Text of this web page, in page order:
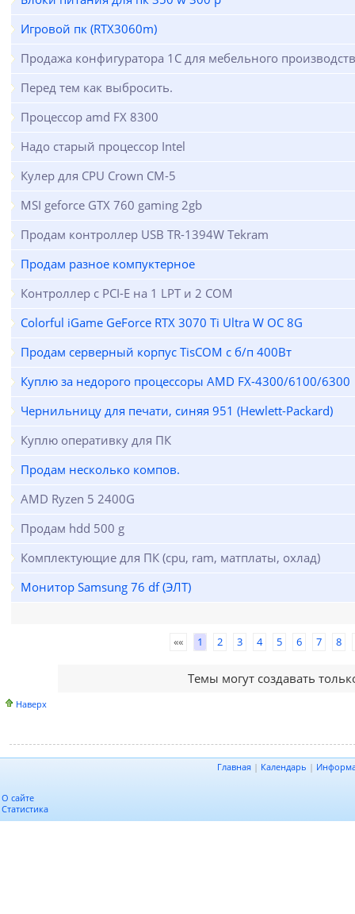
Игровой пк (RTX3060m)
Продажа конфигуратора 1С для мебельного
Перед тем как выбросить.
Процессор amd FX 8300
Надо старый процессор Intel
Кулер для CPU Crown CM-5
MSI geforce GTX 760 gaming 2gb
Продам контроллер USB TR-1394W Tekram
Продам разное компуктерное
Контроллер с PCI-E на 1 LPT и 2 COM
Colorful iGame GeForce RTX 3070 Ti Ultra W OC 8G
Продам серверный корпус TisCOM с б/п 400Вт
Куплю за недорого процессоры AMD FX-4300/6100/6300
Чернильницу для печати, синяя 951 (Hewlett-Packard)
Куплю оперативку для ПК
Продам несколько компов.
AMD Ryzen 5 2400G
Продам hdd 500 g
Комплектующие для ПК (cpu, ram, матплаты, охлад)
Монитор Samsung 76 df (ЭЛТ)
«« 1 2 3 4 5 6 7 8
Темы могут создавать
Наверх
Главная | Календарь |
О сайте
Статистика